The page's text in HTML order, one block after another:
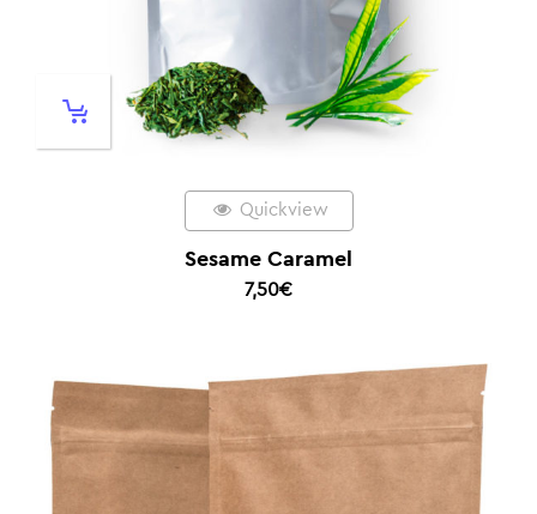
Quickview
Sesame Caramel
7,50€